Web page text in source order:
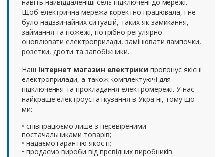
навіть найвіддаленіші села підключені до мережі.
Щоб електрична мережа коректно працювала, і не
було надзвичайних ситуацій, таких як замикання,
займання та пожежі, потрібно регулярно
оновлювати електроприлади, замінювати лампочки,
розетки, дроти та запобіжники.
Наш інтернет магазин електрики пропонує якісні
електроприлади, а також комплектуючі для
підключення та прокладання електромережі. У нас
найкраще електроустаткування в Україні, тому що
ми:
• співпрацюємо лише з перевіреними
постачальниками товарів;
• надаємо гарантію якості;
• продаємо вироби від провідних виробників.